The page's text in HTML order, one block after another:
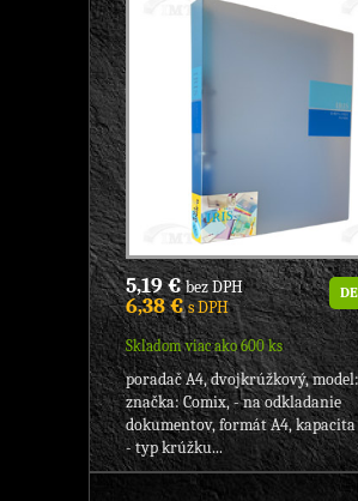
5,19 €bez DPH
6,38 €s DPH
Skladom viac ako 600 ks
poradač A4, dvojkrúžkový,
značka: Comix, - na odkladanie
dokumentov, formát A4, kapacita
- typ krúžku...